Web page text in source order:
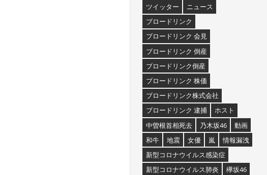
ツイッター
ニュース
ブロードリンク
ブロードリンク 会見
ブロードリンク 倒産
ブロードリンク倒産
ブロードリンク 株価
ブロードリンク株式会社
ブロードリンク 逮捕
ホスト
中曽根首相死去
乃木坂46
動画
和牛
地震 女優 嵐
情報漏洩
新型コロナウイルス感染症
新型コロナウイルス肺炎
欅坂46